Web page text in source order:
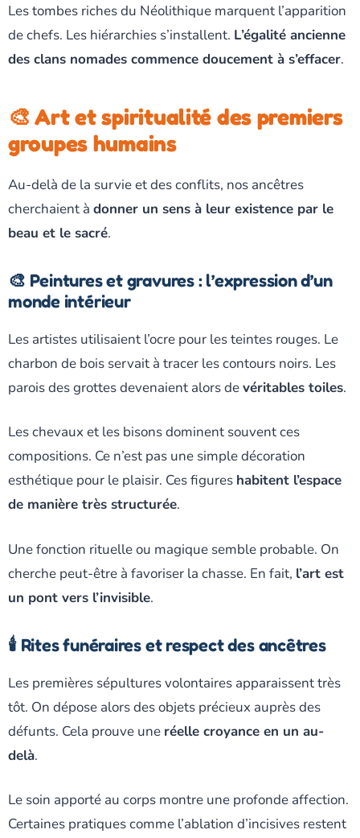
Les tombes riches du Néolithique marquent l’apparition
de chefs. Les hiérarchies s’installent. L’égalité ancienne
des clans nomades commence doucement à s’effacer.
🎨 Art et spiritualité des premiers
groupes humains
Au-delà de la survie et des conflits, nos ancêtres
cherchaient à donner un sens à leur existence par le
beau et le sacré.
🎨 Peintures et gravures : l’expression d’un
monde intérieur
Les artistes utilisaient l’ocre pour les teintes rouges. Le
charbon de bois servait à tracer les contours noirs. Les
parois des grottes devenaient alors devéritables toiles.
Les chevaux et les bisons dominent souvent ces
compositions. Ce n’est pas une simple décoration
esthétique pour le plaisir. Ces figures habitent l’espace
de manière très structurée.
Une fonction rituelle ou magique semble probable. On
cherche peut-être à favoriser la chasse. En fait, l’art est
un pont vers l’invisible.
🕯️ Rites funéraires et respect des ancêtres
Les premières sépultures volontaires apparaissent très
tôt. On dépose alors des objets précieux auprès des
défunts. Cela prouve une réelle croyance en un au-
delà.
Le soin apporté au corps montre une profonde affection.
Certaines pratiques comme l’ablation d’incisives restent